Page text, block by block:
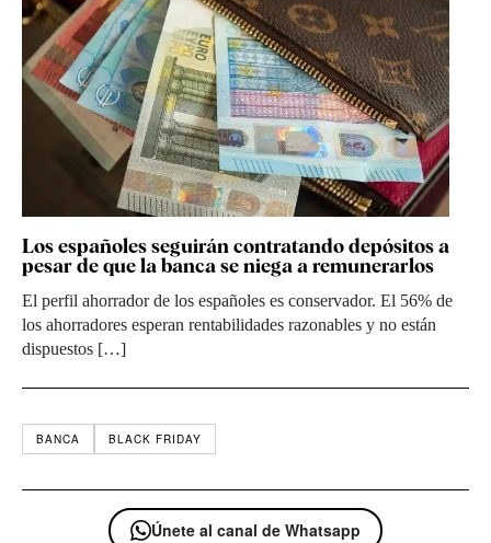
Los españoles seguirán contratando depósitos a
pesar de que la banca se niega a remunerarlos
El perfil ahorrador de los españoles es conservador. El 56% de
los ahorradores esperan rentabilidades razonables y no están
dispuestos […]
BANCA BLACK FRIDAY
Únete al canal de Whatsapp